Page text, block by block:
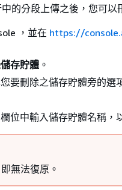
的分段上傳之後，您可以
，並在 https://
存貯體 。
要刪除之儲存貯體旁的選
位中輸入儲存貯體名稱，
無法復原。